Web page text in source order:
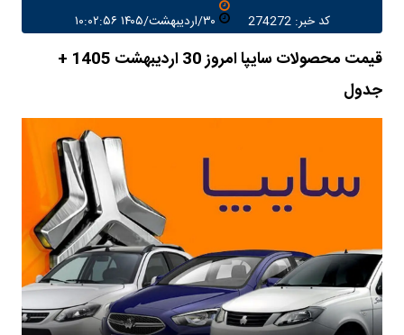
کد خبر: 274272
قیمت محصولات سایپا امروز 30 اردیبهشت 1405 +
جدول